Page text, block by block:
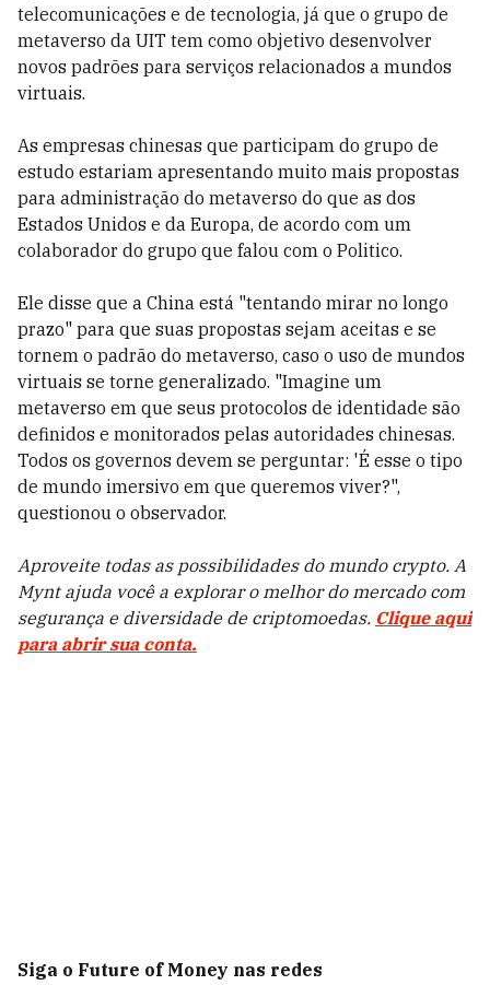
telecomunicações e de tecnologia, já que o grupo de
metaverso da UIT tem como objetivo desenvolver
novos padrões para serviços relacionados a mundos
virtuais.
As empresas chinesas que participam do grupo de
estudo estariam apresentando muito mais propostas
para administração do metaverso do que as dos
Estados Unidos e da Europa, de acordo com um
colaborador do grupo que falou com o Politico.
Ele disse que a China está "tentando mirar no longo
prazo" para que suas propostas sejam aceitas e se
tornem o padrão do metaverso, caso o uso de mundos
virtuais se torne generalizado. "Imagine um
metaverso em que seus protocolos de identidade são
definidos e monitorados pelas autoridades chinesas.
Todos os governos devem se perguntar: 'É esse o tipo
de mundo imersivo em que queremos viver?",
questionou o observador.
Aproveite todas as possibilidades do mundo crypto. A
Mynt ajuda você a explorar o melhor do mercado com
segurança e diversidade de criptomoedas. Clique aqui
para abrir sua conta.
Siga o Future of Money nas redes